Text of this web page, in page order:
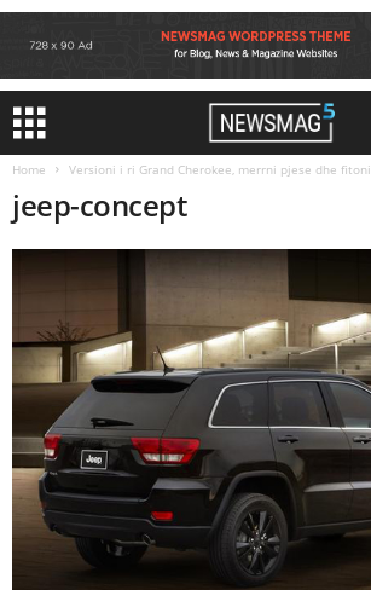
Home Versioni i ri Grand Cherokee, merrni pjese dhe fitoni
jeep-concept